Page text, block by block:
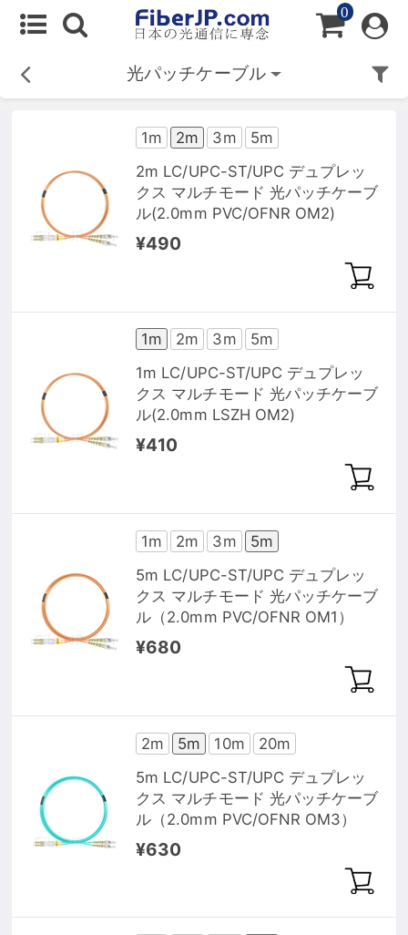
0
光パッチケーブル
1m 2m 3m
5m
2m LC/UPC-ST/UPC デュプレッ
クス マルチモード 光パッチケーブ
ル(2.0mm PVC/OFNR OM2)
¥490
1m 2m 3m
5m
1m LC/UPC-ST/UPC デュプレッ
クス マルチモード 光パッチケーブ
ル(2.0mm LSZH OM2)
¥410
1m 2m 3m
5m
5m LC/UPC-ST/UPC デュプレッ
クス マルチモード 光パッチケーブ
ル（2.0mm PVC/OFNR OM1）
¥680
2m 5m 10m
20m
5m LC/UPC-ST/UPC デュプレッ
クス マルチモード 光パッチケーブ
ル（2.0mm PVC/OFNR OM3）
¥630